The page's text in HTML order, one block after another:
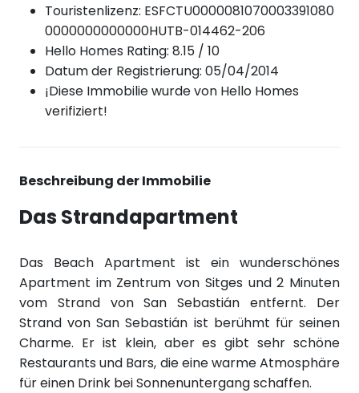
Touristenlizenz: ESFCTU0000081070003391080
0000000000000HUTB-014462-206
Hello Homes Rating: 8.15 / 10
Datum der Registrierung: 05/04/2014
¡Diese Immobilie wurde von Hello Homes
verifiziert!
Beschreibung der Immobilie
Das Strandapartment
Das Beach Apartment ist ein wunderschönes
Apartment im Zentrum von Sitges und 2 Minuten
vom Strand von San Sebastián entfernt. Der
Strand von San Sebastián ist berühmt für seinen
Charme. Er ist klein, aber es gibt sehr schöne
Restaurants und Bars, die eine warme Atmosphäre
für einen Drink bei Sonnenuntergang schaffen.